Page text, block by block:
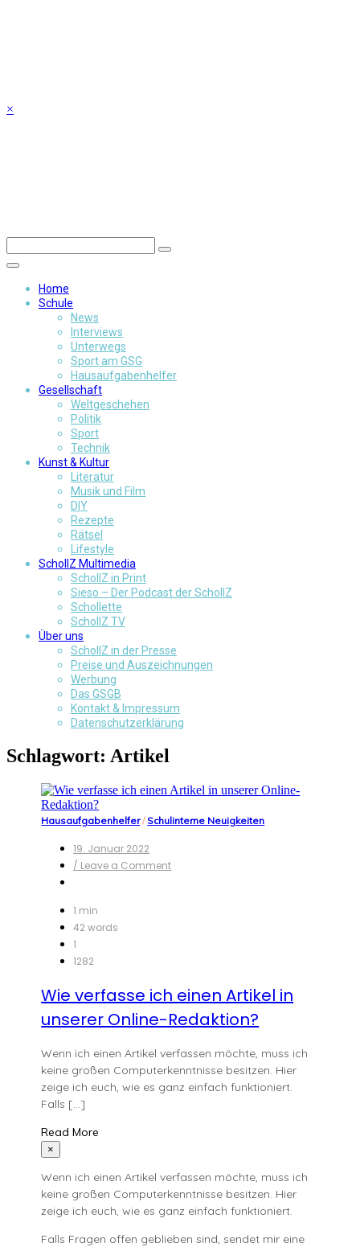
×
Home
Schule
News
Interviews
Unterwegs
Sport am GSG
Hausaufgabenhelfer
Gesellschaft
Weltgeschehen
Politik
Sport
Technik
Kunst & Kultur
Literatur
Musik und Film
DIY
Rezepte
Rätsel
Lifestyle
SchollZ Multimedia
SchollZ in Print
Sieso – Der Podcast der SchollZ
Schollette
SchollZ TV
Über uns
SchollZ in der Presse
Preise und Auszeichnungen
Werbung
Das GSGB
Kontakt & Impressum
Datenschutzerklärung
Schlagwort: Artikel
Hausaufgabenhelfer/ Schulinterne Neuigkeiten
19. Januar 2022
/ Leave a Commenton
Redaktion?
1 min
42 words
1
1282
Wie verfasse ich einen Artikel in
unserer Online-Redaktion?
Wenn ich einen Artikel verfassen möchte, muss ich
keine großen Computerkenntnisse besitzen. Hier
zeige ich euch, wie es ganz einfach funktioniert.
Falls […]
Read More
×
Wenn ich einen Artikel verfassen möchte, muss ich
keine großen Computerkenntnisse besitzen. Hier
zeige ich euch, wie es ganz einfach funktioniert.
Falls Fragen offen geblieben sind, sendet mir eine